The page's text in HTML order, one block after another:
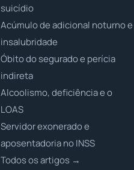
suicídio
Acúmulo de adicional noturno e
insalubridade
Óbito do segurado e perícia
indireta
Alcoolismo, deficiência e o
LOAS
Servidor exonerado e
aposentadoria no INSS
Todos os artigos →